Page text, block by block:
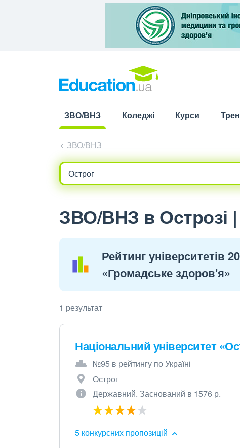
ЗВО/ВНЗ
Коледжі Курси
ЗВО/ВНЗ
ЗВО/ВНЗ в Острозі
Рейтинг університетів
«Громадське здоров'я»
1 результат
Національний університет
№95 в рейтингу по Україні
Острог
Державний. Заснований в 1576 р.
5 конкурсних пропозицій